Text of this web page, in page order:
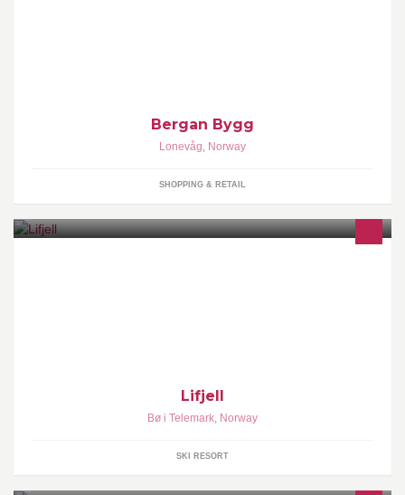
Bergan Bygg
Lonevåg, Norway
SHOPPING & RETAIL
Lifjell
Bø i Telemark, Norway
SKI RESORT